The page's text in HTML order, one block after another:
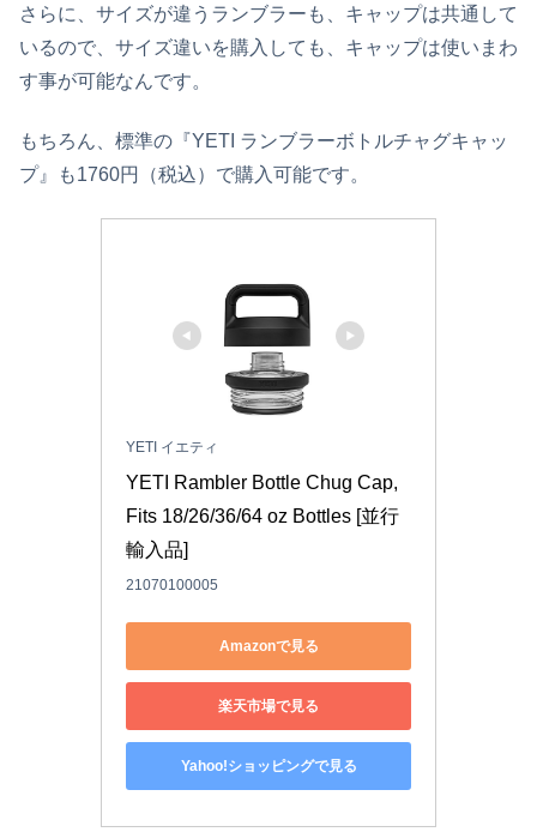
さらに、サイズが違うランブラーも、キャップは共通して
いるので、サイズ違いを購入しても、キャップは使いまわ
す事が可能なんです。
もちろん、標準の『YETI ランブラーボトルチャグキャッ
プ』も1760円（税込）で購入可能です。
YETI イエティ
YETI Rambler Bottle Chug Cap,
Fits 18/26/36/64 oz Bottles [並行
輸入品]
21070100005
Amazonで見る
楽天市場で見る
Yahoo!ショッピングで見る